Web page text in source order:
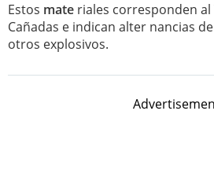
Estos mate riales corresponden al
Cañadas e indican alter nancias
otros explosivos.